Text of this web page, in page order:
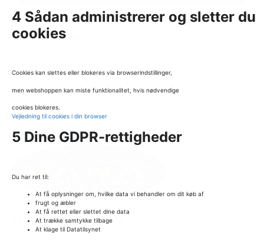
4 Sådan administrerer og sletter du
cookies
Cookies kan slettes eller blokeres via browserindstillinger,
men webshoppen kan miste funktionalitet, hvis nødvendige
cookies blokeres.
Vejledning til cookies i din browser
5 Dine GDPR-rettigheder
Du har ret til:
At få oplysninger om, hvilke data vi behandler om dit køb af
frugt og æbler
At få rettet eller slettet dine data
At trække samtykke tilbage
At klage til Datatilsynet
Kontakt os
Adresse: Lille Salbyvej 54, 5370 Mesinge
CVR: 18756382
Følg os
Hjælp & Support
Levering